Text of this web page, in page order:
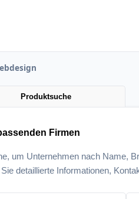
Produktsuche
Firmen
um Unternehmen nach Name,
detaillierte Informationen,